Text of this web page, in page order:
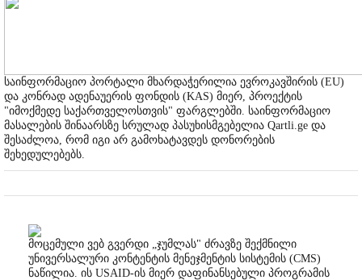
საინფორმაციო პორტალი მხარდაჭერილია ევროკავშირის (EU)
და კონრად ადენაუერის ფონდის (KAS) მიერ, პროექტის
"იმოქმედე საქართველოსთვის" ფარგლებში. საინფორმაციო
მასალების შინაარსზე სრულად პასუხისმგებელია Qartli.ge და
შესაძლოა, რომ იგი არ გამოხატავდეს დონორების
შეხედულებებს.
მოცემული ვებ გვერდი „ჯუმლას" ძრავზე შექმნილი
უნივერსალური კონტენტის მენეჯმენტის სისტემის (CMS)
ნაწილია. ის USAID-ის მიერ დაფინანსებული პროგრამის